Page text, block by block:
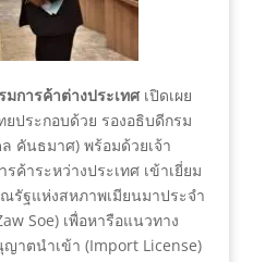
มการค้าต่างประเทศเปิดเผย
ประกอบด้วย รองอธิบดีกรม
คันธมาศ) พร้อมด้วยเจ้า
ค้าระหว่างประเทศ เข้าเยี่ยม
รัฐแห่งสหภาพเมียนมาประจำ
Soe) เพื่อหารือแนวทาง
าตนำเข้า (Import License)